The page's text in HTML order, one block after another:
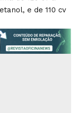
e de 110 cv